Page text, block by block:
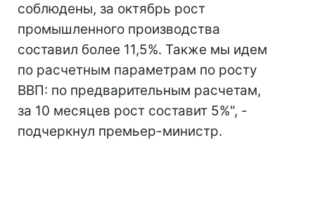
соблюдены, за октябрь рост
промышленного производства
составил более 11,5%. Также мы идем
по расчетным параметрам по росту
ВВП: по предварительным расчетам,
за 10 месяцев рост составит 5%", -
подчеркнул премьер-министр.